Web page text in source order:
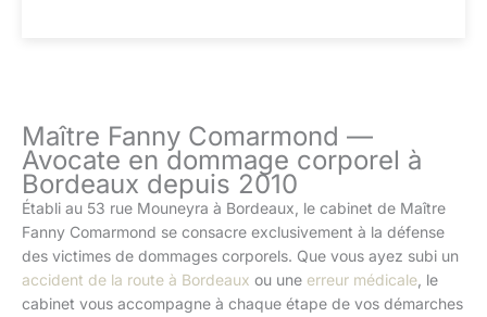
Maître Fanny Comarmond —
Avocate en dommage corporel à
Bordeaux depuis 2010
Établi au 53 rue Mouneyra à Bordeaux, le cabinet de Maître
Fanny Comarmond se consacre exclusivement à la défense
des victimes de dommages corporels. Que vous ayez subi un
accident de la route à Bordeaux ou une erreur médicale , le
cabinet vous accompagne à chaque étape de vos démarches